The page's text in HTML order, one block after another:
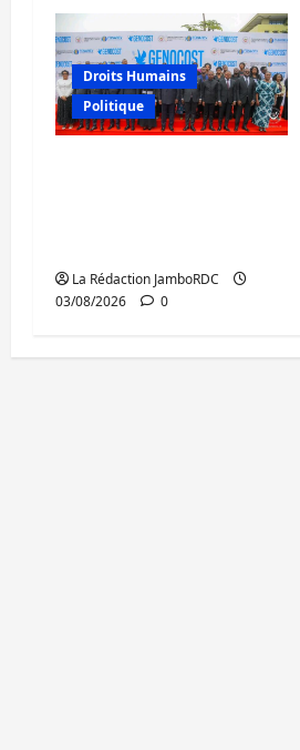
Droits Humains
Politique
La Rédaction JamboRDC
03/08/2026
0